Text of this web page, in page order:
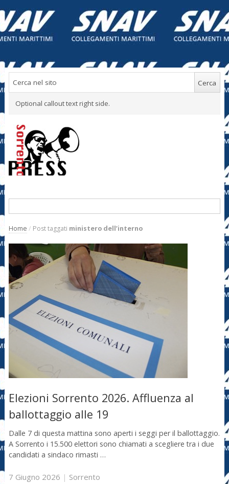
Optional callout text right side.
Home / Post taggati ministero dell’interno
Elezioni Sorrento 2026. Affluenza al
ballottaggio alle 19
Dalle 7 di questa mattina sono aperti i seggi per il ballottaggio.
A Sorrento i 15.500 elettori sono chiamati a scegliere tra i due
candidati a sindaco rimasti …
7 Giugno 2026 | Sorrento